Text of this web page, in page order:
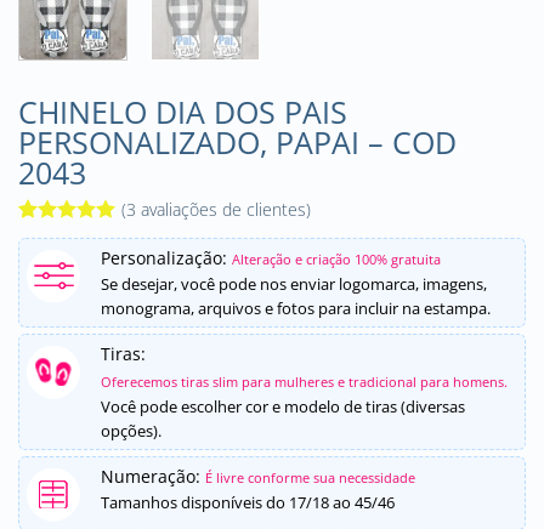
CHINELO DIA DOS PAIS
PERSONALIZADO, PAPAI – COD
2043
Avaliado
como
de
5, com
baseado em
3
avaliações
de clientes
(3 avaliações de clientes)
Personalização: Alteração e criação 100% gratuita
Se desejar, você pode nos enviar logomarca, imagens,
monograma, arquivos e fotos para incluir na estampa.
Tiras:
Oferecemos tiras slim para mulheres e tradicional para homens.
Você pode escolher cor e modelo de tiras (diversas
opções).
Numeração: É livre conforme sua necessidade
Tamanhos disponíveis do 17/18 ao 45/46